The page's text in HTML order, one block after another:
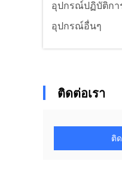
อุปกรณ์ปฏิบัติกา
อุปกรณ์อื่นๆ
ติดต่อเรา
ติ